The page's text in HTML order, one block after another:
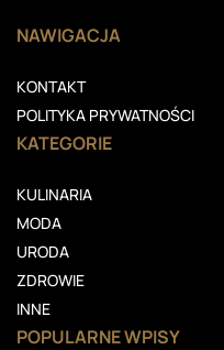
NAWIGACJA
KONTAKT
POLITYKA PRYWATNOŚCI
KATEGORIE
KULINARIA
MODA
URODA
ZDROWIE
INNE
POPULARNE WPISY